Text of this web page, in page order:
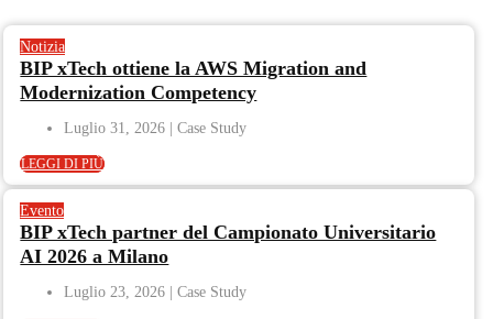
Notizia
BIP xTech ottiene la AWS Migration and
Modernization Competency
Luglio 31, 2026
LEGGI DI PIÙ
Evento
BIP xTech partner del Campionato Universitario
AI 2026 a Milano
Luglio 23, 2026